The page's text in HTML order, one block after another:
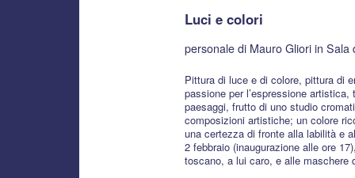
Luci e colori
personale di Mauro Gliori in Sala
Pittura di luce e di colore, pittura di
passione per l’espressione
paesaggi, frutto di uno studio
composizioni artistiche; un colore
una certezza di fronte alla labilità e
2 febbraio (inaugurazione alle ore
toscano, a lui caro, e alle maschere